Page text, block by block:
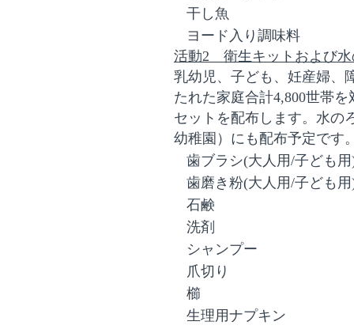
干し魚
ヨード入り調味料
活動2 衛生キットおよび水
乳幼児、子ども、妊産婦、
たれた家庭合計4,800世帯を
セットを配布します。水の
幼稚園）にも配布予定です
歯ブラシ(大人用/子ども用
歯磨き粉(大人用/子ども用
石鹸
洗剤
シャンプー
爪切り
櫛
生理用ナプキン